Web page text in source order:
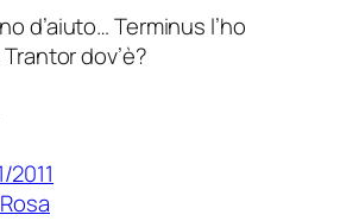
d’aiuto… Terminus l’ho
dov’è?
2011